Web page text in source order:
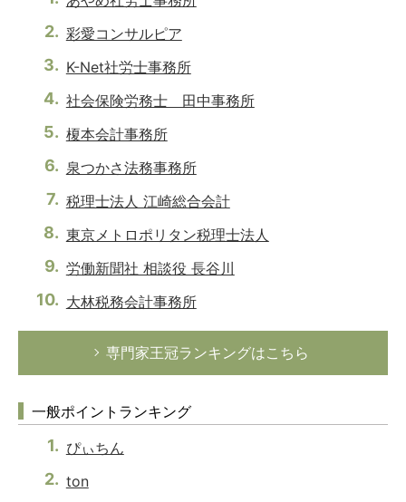
彩愛コンサルピア
K-Net社労士事務所
社会保険労務士 田中事務所
榎本会計事務所
泉つかさ法務事務所
税理士法人 江崎総合会計
東京メトロポリタン税理士法人
労働新聞社 相談役 長谷川
大林税務会計事務所
専門家王冠ランキングはこちら
一般ポイントランキング
ぴぃちん
ton